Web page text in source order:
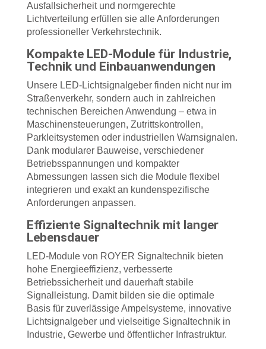
Ausfallsicherheit und normgerechte
Lichtverteilung erfüllen sie alle Anforderungen
professioneller Verkehrstechnik.
Kompakte LED-Module für Industrie,
Technik und Einbauanwendungen
Unsere LED-Lichtsignalgeber finden nicht nur im
Straßenverkehr, sondern auch in zahlreichen
technischen Bereichen Anwendung – etwa in
Maschinensteuerungen, Zutrittskontrollen,
Parkleitsystemen oder industriellen Warnsignalen.
Dank modularer Bauweise, verschiedener
Betriebsspannungen und kompakter
Abmessungen lassen sich die Module flexibel
integrieren und exakt an kundenspezifische
Anforderungen anpassen.
Effiziente Signaltechnik mit langer
Lebensdauer
LED-Module von ROYER Signaltechnik bieten
hohe Energieeffizienz, verbesserte
Betriebssicherheit und dauerhaft stabile
Signalleistung. Damit bilden sie die optimale
Basis für zuverlässige Ampelsysteme, innovative
Lichtsignalgeber und vielseitige Signaltechnik in
Industrie, Gewerbe und öffentlicher Infrastruktur.